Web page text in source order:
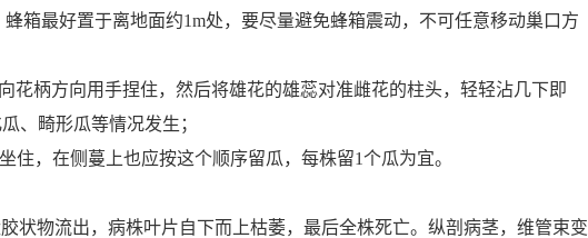
蜂箱最好置于离地面约1m处，要尽量避免蜂箱震动，不可任意移动巢口方
柄方向用手捏住，然后将雄花的雄蕊对准雌花的柱头，轻轻沾几下即
、畸形瓜等情况发生；
，在侧蔓上也应按这个顺序留瓜，每株留1个瓜为宜。
状物流出，病株叶片自下而上枯萎，最后全株死亡。纵剖病茎，维管束变